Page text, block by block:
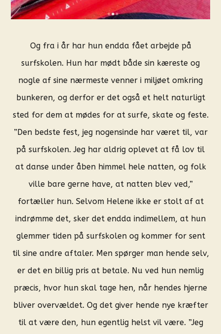
Og fra i år har hun endda fået arbejde på
surfskolen. Hun har mødt både sin kæreste og
nogle af sine nærmeste venner i miljøet omkring
bunkeren, og derfor er det også et helt naturligt
sted for dem at mødes for at surfe, skate og feste.
”Den bedste fest, jeg nogensinde har været til, var
på surfskolen. Jeg har aldrig oplevet at få lov til
at danse under åben himmel hele natten, og folk
ville bare gerne have, at natten blev ved,”
fortæller hun. Selvom Helene ikke er stolt af at
indrømme det, sker det endda indimellem, at hun
glemmer tiden på surfskolen og kommer for sent
til sine andre aftaler. Men spørger man hende selv,
er det en billig pris at betale. Nu ved hun nemlig
præcis, hvor hun skal tage hen, når hendes hjerne
bliver overvældet. Og det giver hende nye kræfter
til at være den, hun egentlig helst vil være. ”Jeg